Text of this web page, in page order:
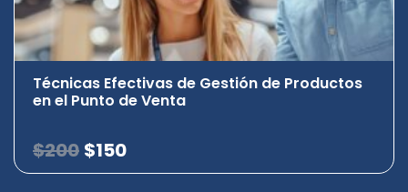
Técnicas Efectivas de Gestión de Productos
en el Punto de Venta
$200 $150